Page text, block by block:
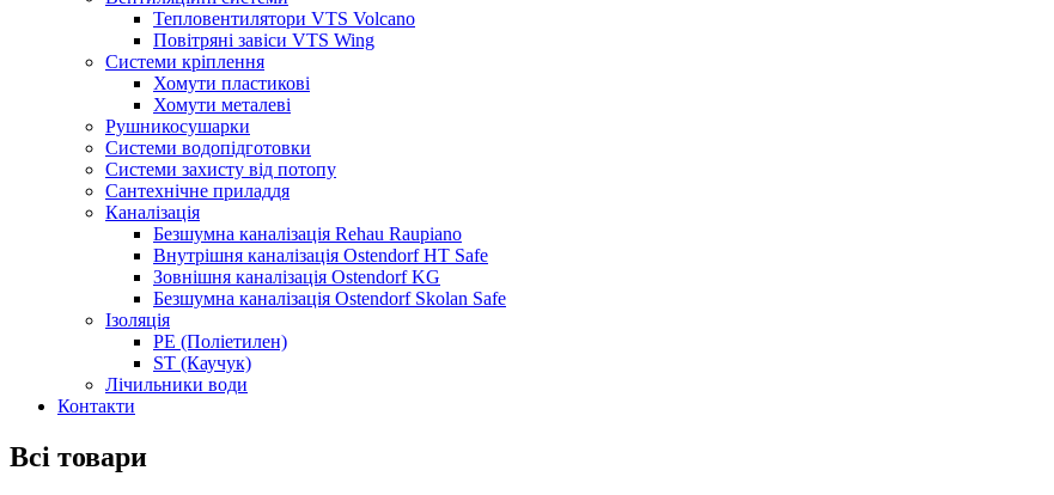
Тепловентилятори VTS Volcano
Повітряні завіси VTS Wing
Системи кріплення
Хомути пластикові
Хомути металеві
Рушникосушарки
Системи водопідготовки
Системи захисту від потопу
Сантехнічне приладдя
Каналізація
Безшумна каналізація Rehau Raupiano
Внутрішня каналізація Ostendorf HT Safe
Зовнішня каналізація Ostendorf KG
Безшумна каналізація Ostendorf Skolan Safe
Ізоляція
PE (Поліетилен)
ST (Каучук)
Лічильники води
Контакти
Всі товари